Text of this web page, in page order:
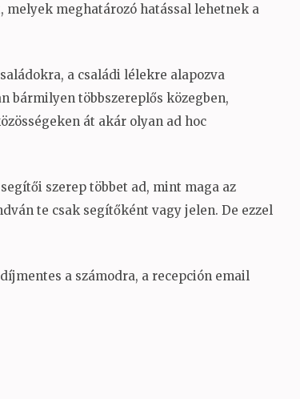
meghatározó hatással lehetnek a
a családi lélekre alapozva
bármilyen többszereplős közegben,
át akár olyan ad hoc
szerep többet ad, mint maga az
te csak segítőként vagy jelen. De ezzel
a számodra, a recepción email